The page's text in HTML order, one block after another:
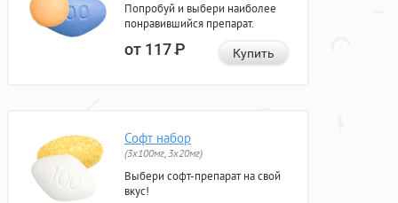
Попробуй и выбери наиболее
понравившийся препарат.
от 117Р Купить
Софт набор
(3x100мг, 3x20мг)
Выбери софт-препарат на свой
вкус!